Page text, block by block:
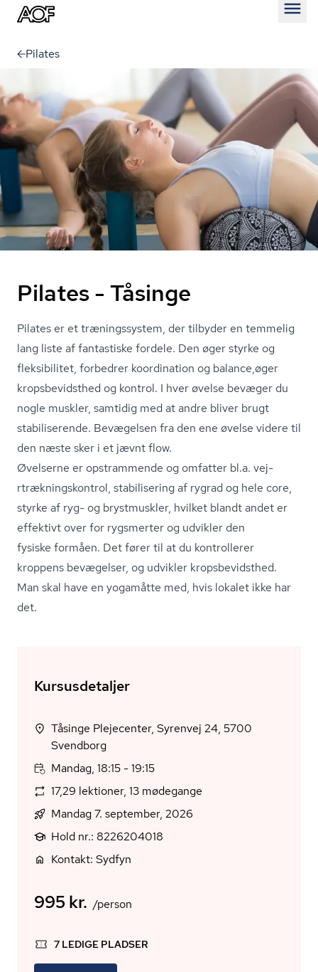
Pilates
Pilates - Tåsinge
Pilates er et træningssystem, der tilbyder en temmelig
lang liste af fantastiske fordele. Den øger styrke og
fleksibilitet, forbedrer koordination og balance,øger
kro­ps­be­vidst­hed og kontrol. I hver øvelse bevæger du
nogle muskler, samtidig med at andre bliver brugt
stabiliserende. Bevægelsen fra den ene øvelse videre til
den næste sker i et jævnt flow.
Øvelserne er opstrammende og omfatter bl.a. vej­
rtræk­nings­kon­trol, stabilisering af rygrad og hele core,
styrke af ryg- og brystmuskler, hvilket blandt andet er
effektivt over for rygsmerter og udvikler den
fysiske formåen. Det fører til at du kontrollerer
kroppens bevægelser, og udvikler kro­ps­be­vidst­hed.
Man skal have en yogamåtte med, hvis lokalet ikke har
det.
Kursusdetaljer
Tåsinge Plejecenter, Syrenvej 24, 5700
Svendborg
Mandag, 18:15 - 19:15
17,29 lektioner, 13 mødegange
Mandag 7. september, 2026
Hold nr.: 8226204018
Kontakt: Sydfyn
995 kr. /person
7 LEDIGE PLADSER